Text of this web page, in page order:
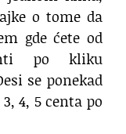
o tome da
gde ćete od
po kliku
se ponekad
4, 5 centa po